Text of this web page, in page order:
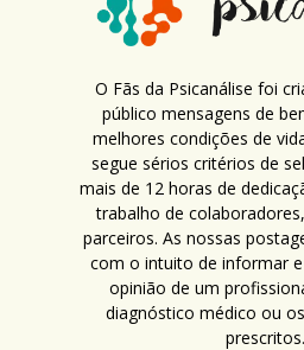
O Fãs da Psicanálise foi
público mensagens de
melhores condições de
segue sérios critérios de
mais de 12 horas de
trabalho de
parceiros. As nossas
com o intuito de informar
opinião de um
diagnóstico médico ou
prescritos.